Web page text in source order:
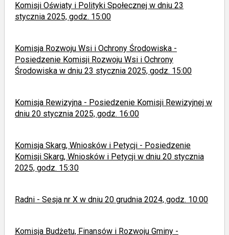
Komisji Oświaty i Polityki Społecznej w dniu 23
stycznia 2025, godz. 15:00
Komisja Rozwoju Wsi i Ochrony Środowiska -
Posiedzenie Komisji Rozwoju Wsi i Ochrony
Środowiska w dniu 23 stycznia 2025, godz. 15:00
Komisja Rewizyjna - Posiedzenie Komisji Rewizyjnej w
dniu 20 stycznia 2025, godz. 16:00
Komisja Skarg, Wniosków i Petycji - Posiedzenie
Komisji Skarg, Wniosków i Petycji w dniu 20 stycznia
2025, godz. 15:30
Radni - Sesja nr X w dniu 20 grudnia 2024, godz. 10:00
Komisja Budżetu, Finansów i Rozwoju Gminy -